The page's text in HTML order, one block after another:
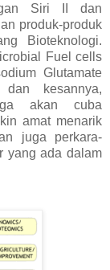
Siri II dan
produk-produk
Bioteknologi.
Fuel cells
Glutamate
kesannya,
akan cuba
amat menarik
juga perkara-
yang ada dalam